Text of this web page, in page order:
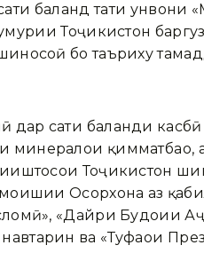
баланд таҳти унвони
Тоҷикистон
бо таъриху
сатҳи баланди
қимматбаҳо,
Тоҷикистон
Осорхона аз
«Дайри Будоии
ва «Туҳфаҳои